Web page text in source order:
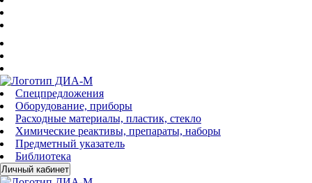
Спецпредложения
Оборудование, приборы
Расходные материалы, пластик, стекло
Химические реактивы, препараты, наборы
Предметный указатель
Библиотека
Личный кабинет